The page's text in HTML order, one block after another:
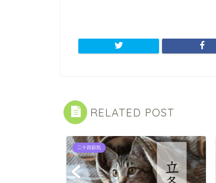
RELATED POST
二十四節気